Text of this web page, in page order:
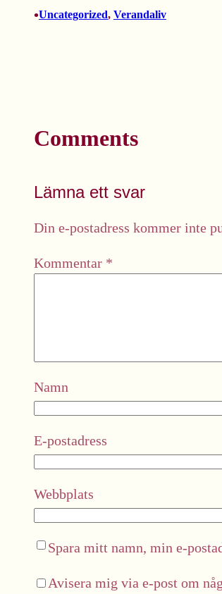
•Uncategorized, Verandaliv
Comments
Lämna ett svar
Din e-postadress kommer inte
Kommentar *
Namn
E-postadress
Webbplats
Spara mitt namn, min e-
Avisera mig via e-post om